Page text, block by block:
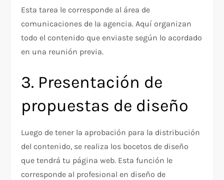
Esta tarea le corresponde al área de
comunicaciones de la agencia. Aquí organizan
todo el contenido que enviaste según lo acordado
en una reunión previa.
3. Presentación de
propuestas de diseño
Luego de tener la aprobación para la distribución
del contenido, se realiza los bocetos de diseño
que tendrá tu página web. Esta función le
corresponde al profesional en diseño de